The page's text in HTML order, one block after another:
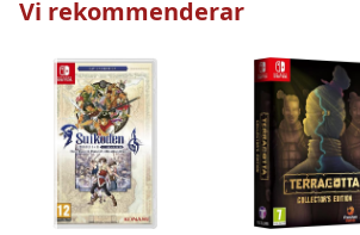
Vi rekommenderar